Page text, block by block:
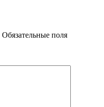
Обязательные поля